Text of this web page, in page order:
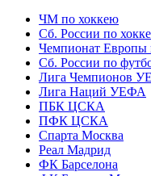
ЧМ по хоккею
Сб. России по
Чемпионат Европы
Сб. России по
Лига Чемпионов
Лига Наций УЕФА
ПБК ЦСКА
ПФК ЦСКА
Спарта Москва
Реал Мадрид
ФК Барселона